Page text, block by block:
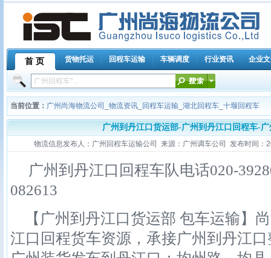
首 页 货物托运 回程车运输 车辆调度 行业资讯 企业
当前位置： 广州尚海物流公司 物流资讯 回程车运输 湖北回程车 十堰回程车
广州到丹江口货运部-广州到丹江口回程车-
物流信息发布人：广州回程车运输公司 来源：广州调车公司 发布时间：
广州到丹江口回程车队电话020-
082613
【广州到丹江口货运部 包车运输】
江口回程货车资源，承接广州到丹江